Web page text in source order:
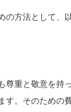
の方法として、
尊重と敬意を持
す。そのための